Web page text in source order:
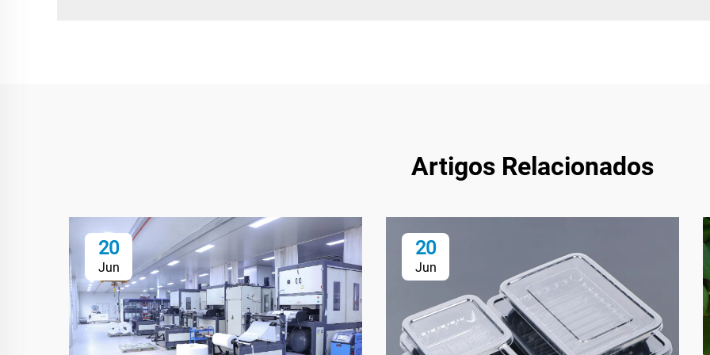
Artigos Relacionados
20
Jun
20
Jun